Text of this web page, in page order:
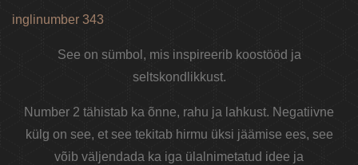
inglinumber 343
See on sümbol, mis inspireerib koostööd ja
seltskondlikkust.
Number 2 tähistab ka õnne, rahu ja lahkust. Negatiivne
külg on see, et see tekitab hirmu üksi jäämise ees, see
võib väljendada ka iga ülalnimetatud idee ja